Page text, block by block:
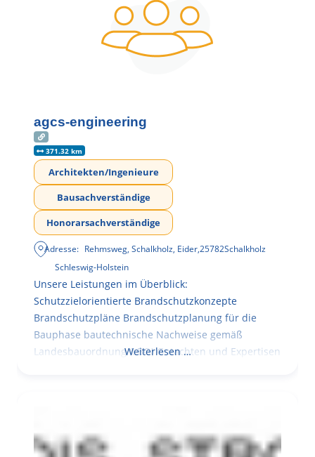
agcs-engineering
371.32 km
Architekten/Ingenieure
Bausachverständige
Honorarsachverständige
Adresse: Rehmsweg, Schalkholz, Eider,25782Schalkholz
Schleswig-Holstein
Unsere Leistungen im Überblick:
Schutzzielorientierte Brandschutzkonzepte
Brandschutzpläne Brandschutzplanung für die
Bauphase bautechnische Nachweise gemäß
Landesbauordnung (LBO) Gutachten und Expertisen
Weiterlesen …